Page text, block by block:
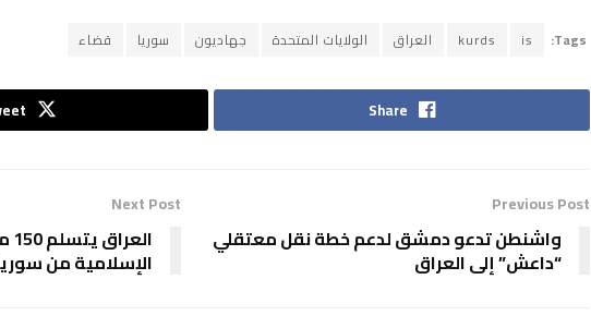
Tags:
is
kurds العراق الولايات المتحدة جهاديون سوريا قضاء
Share
Previous Post
واشنطن تدعو دمشق لدعم خطة نقل معتقلي
“داعش” إلى العراق
Next Post
الإسلامية من